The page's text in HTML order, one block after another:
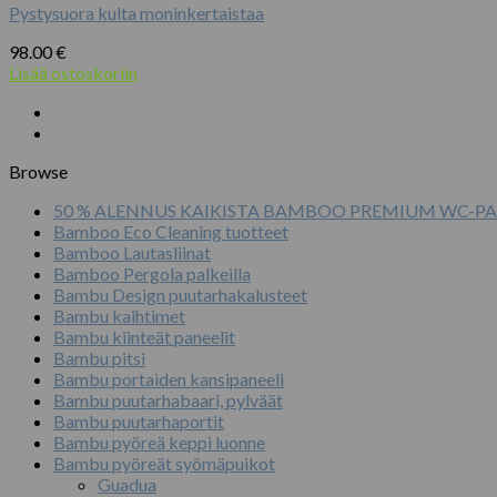
Pystysuora kulta moninkertaistaa
98.00€
Lisää ostoskoriin
Browse
50 % ALENNUS KAIKISTA BAMBOO PREMIUM WC-
Bamboo Eco Cleaning tuotteet
Bamboo Lautasliinat
Bamboo Pergola palkeilla
Bambu Design puutarhakalusteet
Bambu kaihtimet
Bambu kiinteät paneelit
Bambu pitsi
Bambu portaiden kansipaneeli
Bambu puutarhabaari, pylväät
Bambu puutarhaportit
Bambu pyöreä keppi luonne
Bambu pyöreät syömäpuikot
Guadua